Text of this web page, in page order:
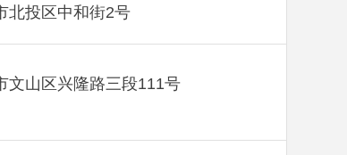
北投区中和街2号
文山区兴隆路三段111号